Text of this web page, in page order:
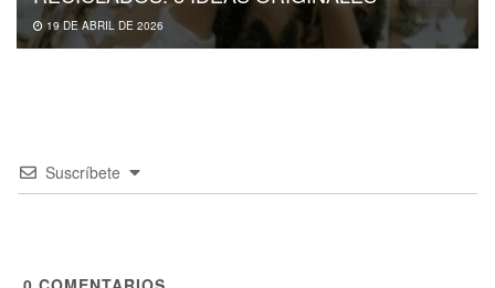
19 DE ABRIL DE 2026
Suscríbete